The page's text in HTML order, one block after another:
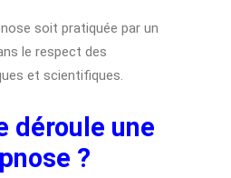
soit pratiquée par un
le respect des
et scientifiques.
déroule une
?